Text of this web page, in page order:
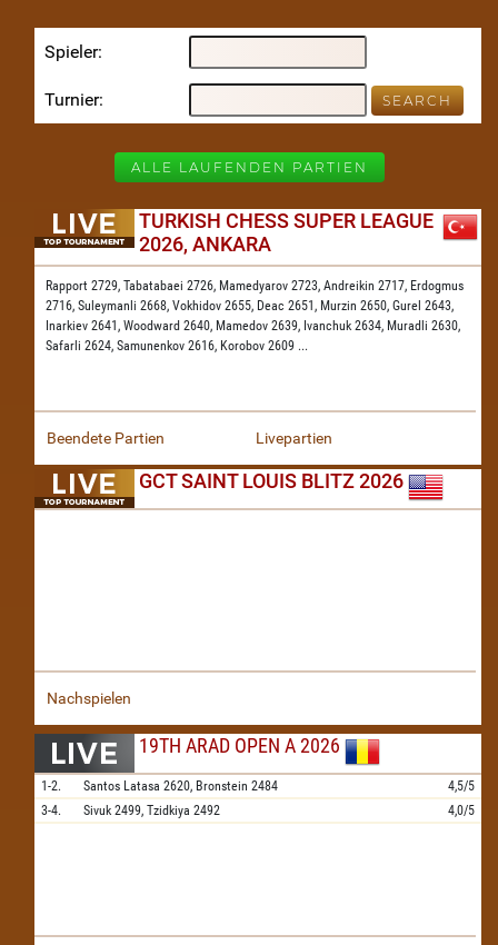
Spieler
Turnier
ALLE LAUFENDEN PARTIEN
TURKISH CHESS SUPER LEAGUE
2026, ANKARA
Rapport 2729, Tabatabaei 2726, Mamedyarov 2723, Andreikin 2717, Erdogmus
2716, Suleymanli 2668, Vokhidov 2655, Deac 2651, Murzin 2650, Gurel 2643,
Inarkiev 2641, Woodward 2640, Mamedov 2639, Ivanchuk 2634, Muradli 2630,
Safarli 2624, Samunenkov 2616, Korobov 2609 ...
Beendete Partien Livepartien
GCT SAINT LOUIS BLITZ 2026
Nachspielen
19TH ARAD OPEN A 2026
1-2. Santos Latasa 2620, Bronstein 2484
4,5/5
3-4.
Sivuk 2499, Tzidkiya 2492 4,0/5